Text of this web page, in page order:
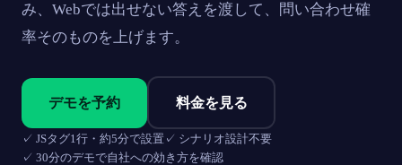
み、Webでは出せない答えを渡して、問い合わせ確
率そのものを上げます。
デモを予約 料金を見る
✓ JSタグ1行・約5分で設置 ✓ シナリオ設計不要
✓ 30分のデモで自社への効き方を確認